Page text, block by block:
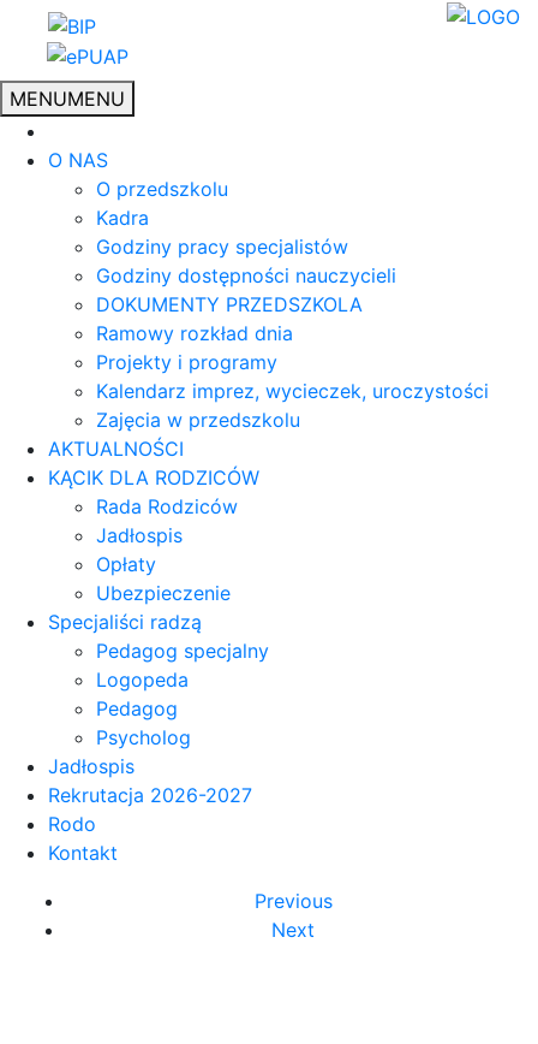
MENUMENU
O NAS
O przedszkolu
Kadra
Godziny pracy specjalistów
Godziny dostępności nauczycieli
DOKUMENTY PRZEDSZKOLA
Ramowy rozkład dnia
Projekty i programy
Kalendarz imprez, wycieczek, uroczystości
Zajęcia w przedszkolu
AKTUALNOŚCI
KĄCIK DLA RODZICÓW
Rada Rodziców
Jadłospis
Opłaty
Ubezpieczenie
Specjaliści radzą
Pedagog specjalny
Logopeda
Pedagog
Psycholog
Jadłospis
Rekrutacja 2026-2027
Rodo
Kontakt
Previous
Next